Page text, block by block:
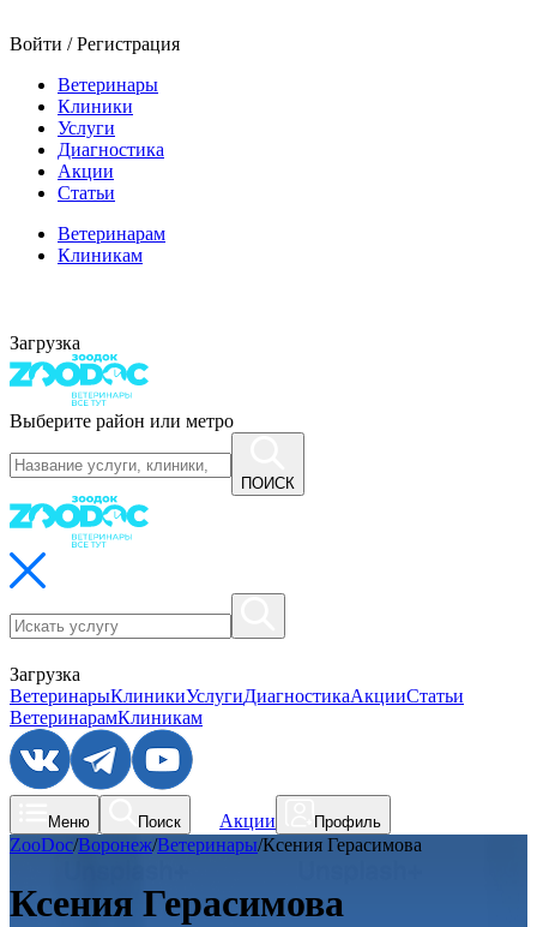
Войти / Регистрация
Ветеринары
Клиники
Услуги
Диагностика
Акции
Статьи
Ветеринарам
Клиникам
Загрузка
Выберите район или метро
ПОИСК
Загрузка
ВетеринарыКлиникиУслугиДиагностикаАкцииСтатьи
ВетеринарамКлиникам
Меню Поиск Акции Профиль
ZooDoc/Воронеж/Ветеринары/Ксения Герасимова
Ксения Герасимова